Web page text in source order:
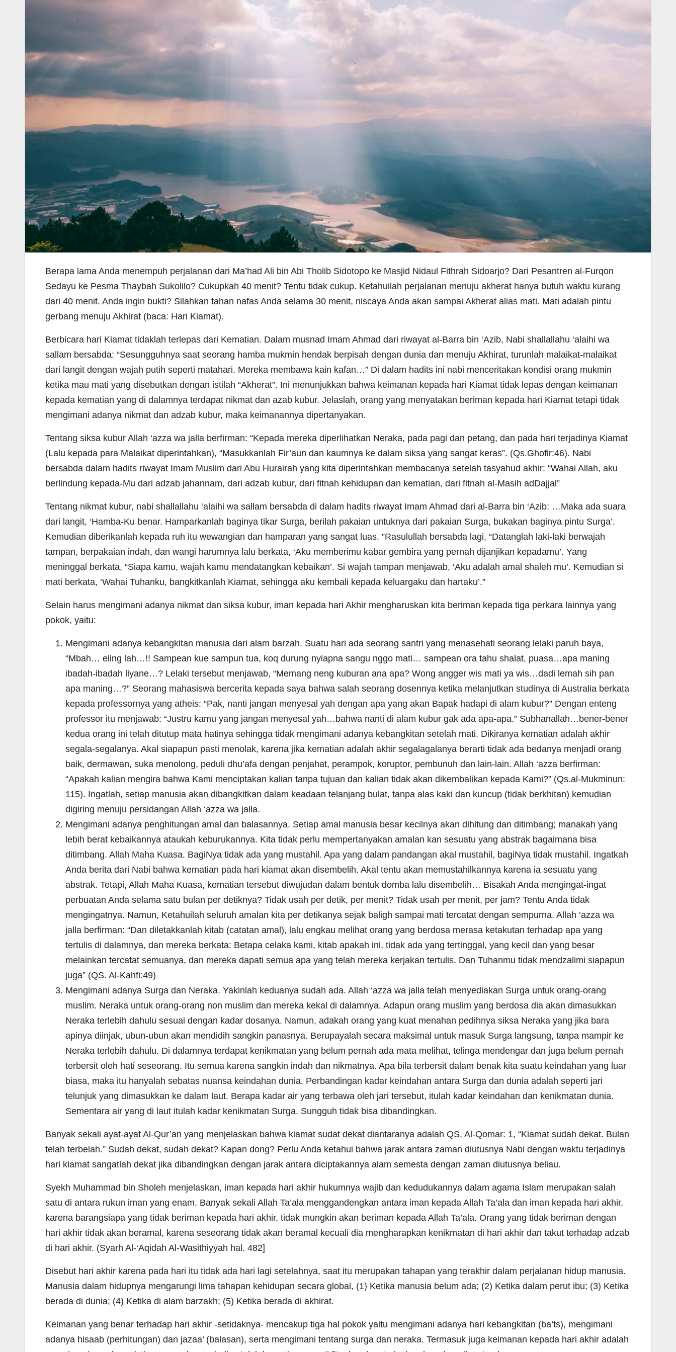
Berapa lama Anda menempuh perjalanan dari Ma’had Ali bin Abi Tholib Sidotopo ke Masjid Nidaul Fithrah Sidoarjo? Dari Pesantren al-Furqon
Sedayu ke Pesma Thaybah Sukolilo? Cukupkah 40 menit? Tentu tidak cukup. Ketahuilah perjalanan menuju akherat hanya butuh waktu kurang
dari 40 menit. Anda ingin bukti? Silahkan tahan nafas Anda selama 30 menit, niscaya Anda akan sampai Akherat alias mati. Mati adalah pintu
gerbang menuju Akhirat (baca: Hari Kiamat).
Berbicara hari Kiamat tidaklah terlepas dari Kematian. Dalam musnad Imam Ahmad dari riwayat al-Barra bin ‘Azib, Nabi shallallahu ‘alaihi wa
sallam bersabda: “Sesungguhnya saat seorang hamba mukmin hendak berpisah dengan dunia dan menuju Akhirat, turunlah malaikat-malaikat
dari langit dengan wajah putih seperti matahari. Mereka membawa kain kafan…” Di dalam hadits ini nabi menceritakan kondisi orang mukmin
ketika mau mati yang disebutkan dengan istilah “Akherat”. Ini menunjukkan bahwa keimanan kepada hari Kiamat tidak lepas dengan keimanan
kepada kematian yang di dalamnya terdapat nikmat dan azab kubur. Jelaslah, orang yang menyatakan beriman kepada hari Kiamat tetapi tidak
mengimani adanya nikmat dan adzab kubur, maka keimanannya dipertanyakan.
Tentang siksa kubur Allah ‘azza wa jalla berfirman: “Kepada mereka diperlihatkan Neraka, pada pagi dan petang, dan pada hari terjadinya Kiamat
(Lalu kepada para Malaikat diperintahkan), “Masukkanlah Fir’aun dan kaumnya ke dalam siksa yang sangat keras”. (Qs.Ghofir:46). Nabi
bersabda dalam hadits riwayat Imam Muslim dari Abu Hurairah yang kita diperintahkan membacanya setelah tasyahud akhir: “Wahai Allah, aku
berlindung kepada-Mu dari adzab jahannam, dari adzab kubur, dari fitnah kehidupan dan kematian, dari fitnah al-Masih adDajjal”
Tentang nikmat kubur, nabi shallallahu ‘alaihi wa sallam bersabda di dalam hadits riwayat Imam Ahmad dari al-Barra bin ‘Azib: …Maka ada suara
dari langit, ‘Hamba-Ku benar. Hamparkanlah baginya tikar Surga, berilah pakaian untuknya dari pakaian Surga, bukakan baginya pintu Surga’.
Kemudian diberikanlah kepada ruh itu wewangian dan hamparan yang sangat luas. ”Rasulullah bersabda lagi, “Datanglah laki-laki berwajah
tampan, berpakaian indah, dan wangi harumnya lalu berkata, ‘Aku memberimu kabar gembira yang pernah dijanjikan kepadamu’. Yang
meninggal berkata, “Siapa kamu, wajah kamu mendatangkan kebaikan’. Si wajah tampan menjawab, ‘Aku adalah amal shaleh mu’. Kemudian si
mati berkata, ‘Wahai Tuhanku, bangkitkanlah Kiamat, sehingga aku kembali kepada keluargaku dan hartaku’.”
Selain harus mengimani adanya nikmat dan siksa kubur, iman kepada hari Akhir mengharuskan kita beriman kepada tiga perkara lainnya yang
pokok, yaitu:
Mengimani adanya kebangkitan manusia dari alam barzah. Suatu hari ada seorang santri yang menasehati seorang lelaki paruh baya,
“Mbah… eling lah…!! Sampean kue sampun tua, koq durung nyiapna sangu nggo mati… sampean ora tahu shalat, puasa…apa maning
ibadah-ibadah liyane…? Lelaki tersebut menjawab, “Memang neng kuburan ana apa? Wong angger wis mati ya wis…dadi lemah sih pan
apa maning…?” Seorang mahasiswa bercerita kepada saya bahwa salah seorang dosennya ketika melanjutkan studinya di Australia berkata
kepada professornya yang atheis: “Pak, nanti jangan menyesal yah dengan apa yang akan Bapak hadapi di alam kubur?” Dengan enteng
professor itu menjawab: “Justru kamu yang jangan menyesal yah…bahwa nanti di alam kubur gak ada apa-apa.” Subhanallah…bener-bener
kedua orang ini telah ditutup mata hatinya sehingga tidak mengimani adanya kebangkitan setelah mati. Dikiranya kematian adalah akhir
segala-segalanya. Akal siapapun pasti menolak, karena jika kematian adalah akhir segalagalanya berarti tidak ada bedanya menjadi orang
baik, dermawan, suka menolong, peduli dhu’afa dengan penjahat, perampok, koruptor, pembunuh dan lain-lain. Allah ‘azza berfirman:
“Apakah kalian mengira bahwa Kami menciptakan kalian tanpa tujuan dan kalian tidak akan dikembalikan kepada Kami?” (Qs.al-Mukminun:
115). Ingatlah, setiap manusia akan dibangkitkan dalam keadaan telanjang bulat, tanpa alas kaki dan kuncup (tidak berkhitan) kemudian
digiring menuju persidangan Allah ‘azza wa jalla.
Mengimani adanya penghitungan amal dan balasannya. Setiap amal manusia besar kecilnya akan dihitung dan ditimbang; manakah yang
lebih berat kebaikannya ataukah keburukannya. Kita tidak perlu mempertanyakan amalan kan sesuatu yang abstrak bagaimana bisa
ditimbang. Allah Maha Kuasa. BagiNya tidak ada yang mustahil. Apa yang dalam pandangan akal mustahil, bagiNya tidak mustahil. Ingatkah
Anda berita dari Nabi bahwa kematian pada hari kiamat akan disembelih. Akal tentu akan memustahilkannya karena ia sesuatu yang
abstrak. Tetapi, Allah Maha Kuasa, kematian tersebut diwujudan dalam bentuk domba lalu disembelih… Bisakah Anda mengingat-ingat
perbuatan Anda selama satu bulan per detiknya? Tidak usah per detik, per menit? Tidak usah per menit, per jam? Tentu Anda tidak
mengingatnya. Namun, Ketahuilah seluruh amalan kita per detikanya sejak baligh sampai mati tercatat dengan sempurna. Allah ‘azza wa
jalla berfirman: “Dan diletakkanlah kitab (catatan amal), lalu engkau melihat orang yang berdosa merasa ketakutan terhadap apa yang
tertulis di dalamnya, dan mereka berkata: Betapa celaka kami, kitab apakah ini, tidak ada yang tertinggal, yang kecil dan yang besar
melainkan tercatat semuanya, dan mereka dapati semua apa yang telah mereka kerjakan tertulis. Dan Tuhanmu tidak mendzalimi siapapun
juga” (QS. Al-Kahfi:49)
Mengimani adanya Surga dan Neraka. Yakinlah keduanya sudah ada. Allah ‘azza wa jalla telah menyediakan Surga untuk orang-orang
muslim. Neraka untuk orang-orang non muslim dan mereka kekal di dalamnya. Adapun orang muslim yang berdosa dia akan dimasukkan
Neraka terlebih dahulu sesuai dengan kadar dosanya. Namun, adakah orang yang kuat menahan pedihnya siksa Neraka yang jika bara
apinya diinjak, ubun-ubun akan mendidih sangkin panasnya. Berupayalah secara maksimal untuk masuk Surga langsung, tanpa mampir ke
Neraka terlebih dahulu. Di dalamnya terdapat kenikmatan yang belum pernah ada mata melihat, telinga mendengar dan juga belum pernah
terbersit oleh hati seseorang. Itu semua karena sangkin indah dan nikmatnya. Apa bila terbersit dalam benak kita suatu keindahan yang luar
biasa, maka itu hanyalah sebatas nuansa keindahan dunia. Perbandingan kadar keindahan antara Surga dan dunia adalah seperti jari
telunjuk yang dimasukkan ke dalam laut. Berapa kadar air yang terbawa oleh jari tersebut, itulah kadar keindahan dan kenikmatan dunia.
Sementara air yang di laut itulah kadar kenikmatan Surga. Sungguh tidak bisa dibandingkan.
Banyak sekali ayat-ayat Al-Qur’an yang menjelaskan bahwa kiamat sudat dekat diantaranya adalah QS. Al-Qomar: 1, “Kiamat sudah dekat. Bulan
telah terbelah.” Sudah dekat, sudah dekat? Kapan dong? Perlu Anda ketahui bahwa jarak antara zaman diutusnya Nabi dengan waktu terjadinya
hari kiamat sangatlah dekat jika dibandingkan dengan jarak antara diciptakannya alam semesta dengan zaman diutusnya beliau.
Syekh Muhammad bin Sholeh menjelaskan, iman kepada hari akhir hukumnya wajib dan kedudukannya dalam agama Islam merupakan salah
satu di antara rukun iman yang enam. Banyak sekali Allah Ta’ala menggandengkan antara iman kepada Allah Ta’ala dan iman kepada hari akhir,
karena barangsiapa yang tidak beriman kepada hari akhir, tidak mungkin akan beriman kepada Allah Ta’ala. Orang yang tidak beriman dengan
hari akhir tidak akan beramal, karena seseorang tidak akan beramal kecuali dia mengharapkan kenikmatan di hari akhir dan takut terhadap adzab
di hari akhir. (Syarh Al-‘Aqidah Al-Wasithiyyah hal. 482]
Disebut hari akhir karena pada hari itu tidak ada hari lagi setelahnya, saat itu merupakan tahapan yang terakhir dalam perjalanan hidup manusia.
Manusia dalam hidupnya mengarungi lima tahapan kehidupan secara global, (1) Ketika manusia belum ada; (2) Ketika dalam perut ibu; (3) Ketika
berada di dunia; (4) Ketika di alam barzakh; (5) Ketika berada di akhirat.
Keimanan yang benar terhadap hari akhir -setidaknya- mencakup tiga hal pokok yaitu mengimani adanya hari kebangkitan (ba’ts), mengimani
adanya hisaab (perhitungan) dan jazaa’ (balasan), serta mengimani tentang surga dan neraka. Termasuk juga keimanan kepada hari akhir adalah